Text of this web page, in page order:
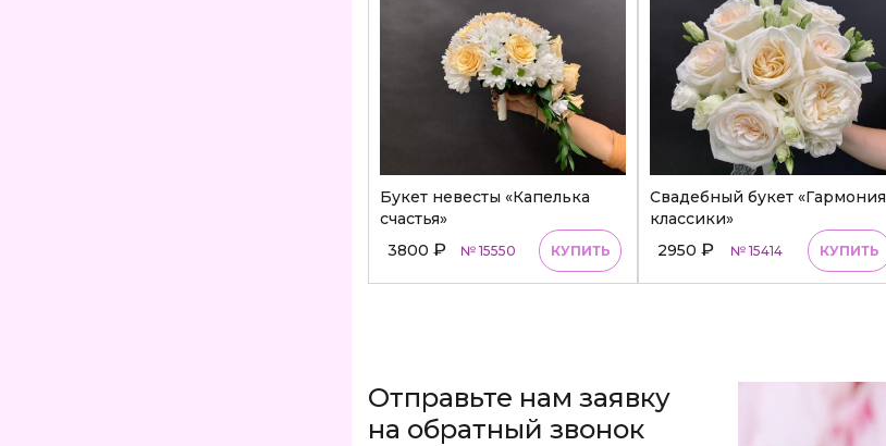
Букет невесты «Капелька
счастья»
3800 ₽ № 15550 КУПИТЬ
Свадебный букет «Гармония
классики»
2950 ₽ № 15414 КУПИТЬ
Отправьте нам заявку
на обратный звонок